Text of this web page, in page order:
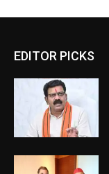
EDITOR PICKS